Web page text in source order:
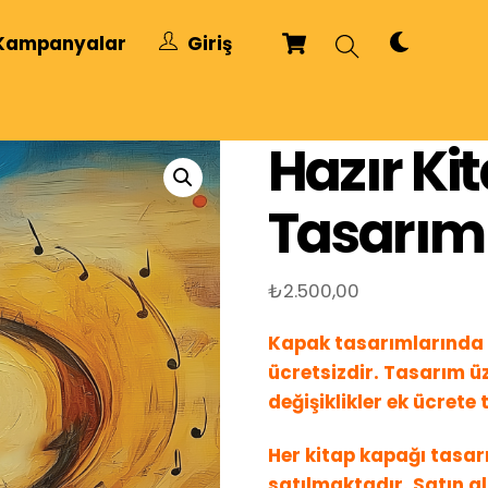
Cart SearchDark
Giriş
Hazır
₺2.500,00
Kapak
ücretsizdir. Tasarım
değişiklikler ek ücrete
Her kitap kapağı